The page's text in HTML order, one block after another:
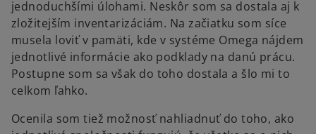
jednoduchšími úlohami. Neskôr som sa dostala aj k
zložitejším inventarizáciám. Na začiatku som síce
musela loviť v pamäti, kde v systéme Omega nájdem
jednotlivé informácie ako podklady na danú prácu.
Postupne som sa však do toho dostala a šlo mi to
celkom ľahko.
Ocenila som tiež možnosť nahliadnuť do toho, ako